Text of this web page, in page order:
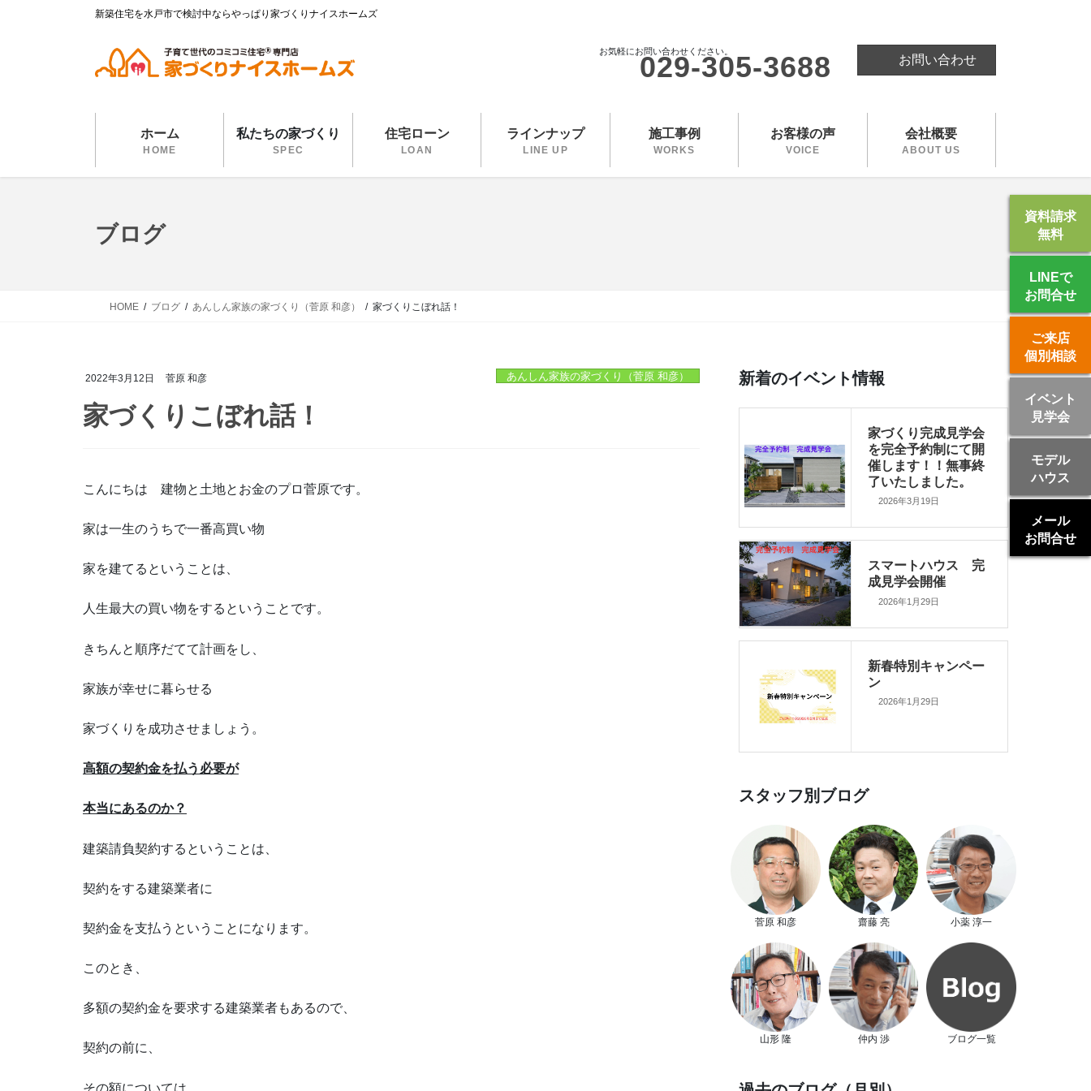
新築住宅を水戸市で検討中ならやっぱり家づくりナイスホームズ
お気軽にお問い合わせください。
029-305-3688 お問い合わせ
ホーム
HOME
私たちの家づくり
SPEC
住宅ローン
LOAN
ラインナップ
LINE UP
施工事例
WORKS
お客様の声
VOICE
会社概要
ABOUT US
ブログ
HOME ブログ あんしん家族の家づくり（菅原 和彦） 家づくりこぼれ話！
2022年3月12日 菅原 和彦 あんしん家族の家づくり（菅原 和彦）
家づくりこぼれ話！
こんにちは 建物と土地とお金のプロ菅原です。
家は一生のうちで一番高買い物
家を建てるということは、
人生最大の買い物をするということです。
きちんと順序だてて計画をし、
家族が幸せに暮らせる
家づくりを成功させましょう。
高額の契約金を払う必要が
本当にあるのか？
建築請負契約するということは、
契約をする建築業者に
契約金を支払うということになります。
このとき、
多額の契約金を要求する建築業者もあるので、
契約の前に、
その額については
新着のイベント情報
家づくり完成見学会
を完全予約制にて開
催します！！無事終
了いたしました。
2026年3月19日
スマートハウス 完
成見学会開催
2026年1月29日
新春特別キャンペー
ン
2026年1月29日
スタッフ別ブログ
菅原 和彦 齋藤 亮 小薬 淳一
山形 隆 仲内 渉 ブログ一覧
資料請求
無料
LINEで
お問合せ
ご来店
個別相談
イベント
見学会
モデル
ハウス
メール
お問合せ